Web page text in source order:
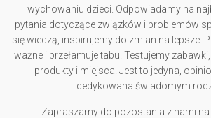
wychowaniu dzieci. Odpowiadamy na
pytania dotyczące związków i problemów
się wiedzą, inspirujemy do zmian na lepsze.
ważne i przełamuje tabu. Testujemy
produkty i miejsca. Jest to jedyna,
dedykowana świadomym
Zapraszamy do pozostania z nami na